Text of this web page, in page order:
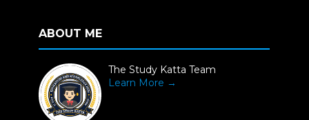
ABOUT ME
The Study Katta Team
Learn More →